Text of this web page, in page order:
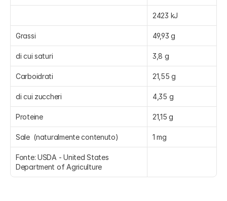
2423 kJ
Grassi 49,93 g
di cui saturi 3,8 g
Carboidrati 21,55 g
di cui zuccheri 4,35 g
Proteine 21,15 g
Sale  (naturalmente contenuto) 1 mg
Fonte: USDA - United States
Department of Agriculture